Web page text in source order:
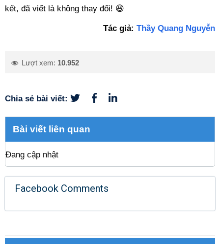
kết, đã viết là không thay đổi! 😆
Tác giả: Thầy Quang Nguyễn
Lượt xem: 10.952
Chia sẻ bài viết:
Bài viết liên quan
Đang cập nhật
Facebook Comments